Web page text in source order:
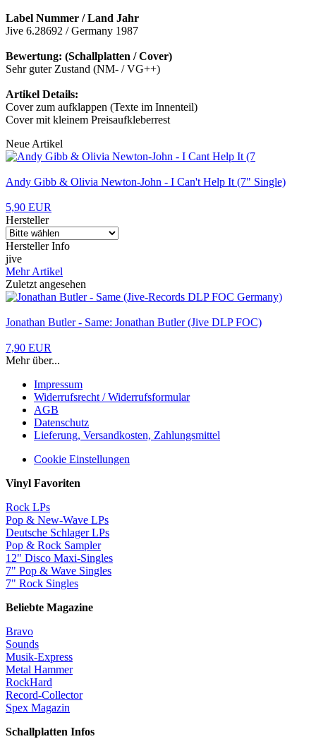
Label Nummer / Land Jahr
Jive 6.28692 / Germany 1987
Bewertung: (Schallplatten / Cover)
Sehr guter Zustand (NM- / VG++)
Artikel Details:
Cover zum aufklappen (Texte im Innenteil)
Cover mit kleinem Preisaufkleberrest
Neue Artikel
Andy Gibb & Olivia Newton-John - I Can't Help It (7" Single)
5,90 EUR
Hersteller
Hersteller Info
jive
Mehr Artikel
Zuletzt angesehen
Jonathan Butler - Same: Jonathan Butler (Jive DLP FOC)
7,90 EUR
Mehr über...
Impressum
Widerrufsrecht / Widerrufsformular
AGB
Datenschutz
Lieferung, Versandkosten, Zahlungsmittel
Cookie Einstellungen
Vinyl Favoriten
Rock LPs
Pop & New-Wave LPs
Deutsche Schlager LPs
Pop & Rock Sampler
12" Disco Maxi-Singles
7" Pop & Wave Singles
7" Rock Singles
Beliebte Magazine
Bravo
Sounds
Musik-Express
Metal Hammer
RockHard
Record-Collector
Spex Magazin
Schallplatten Infos